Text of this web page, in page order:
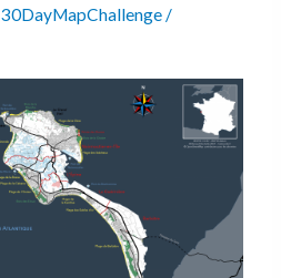
30DayMapChallenge/